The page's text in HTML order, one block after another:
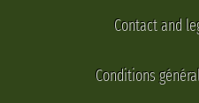
Contact and
Conditions